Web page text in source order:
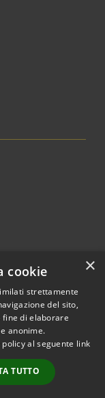
© 2026 • Comune di
Grotte • Powered
Accesso
redazione
×
cookie
strettamente
del sito,
fine di elaborare
anonime.
al seguente link
TUTTO